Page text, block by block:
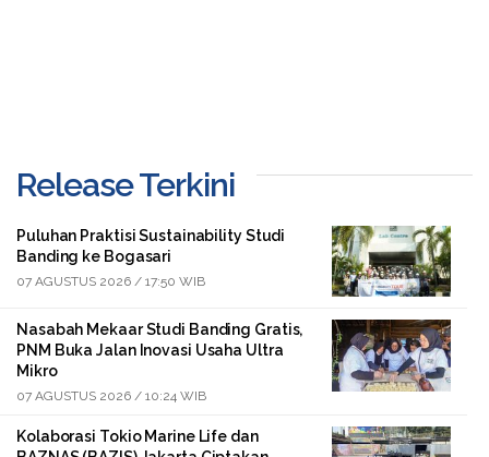
Release Terkini
Puluhan Praktisi Sustainability Studi
Banding ke Bogasari
07 AGUSTUS 2026 / 17:50 WIB
Nasabah Mekaar Studi Banding Gratis,
PNM Buka Jalan Inovasi Usaha Ultra
Mikro
07 AGUSTUS 2026 / 10:24 WIB
Kolaborasi Tokio Marine Life dan